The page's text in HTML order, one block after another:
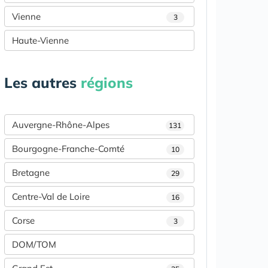
Vienne 3
Haute-Vienne
Les autres régions
Auvergne-Rhône-Alpes 131
Bourgogne-Franche-Comté 10
Bretagne 29
Centre-Val de Loire 16
Corse 3
DOM/TOM